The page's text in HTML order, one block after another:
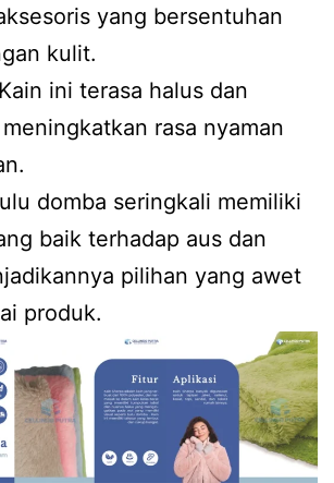
yang bersentuhan
kulit.
ini terasa halus dan
rasa nyaman
domba seringkali memiliki
baik terhadap aus dan
pilihan yang awet
produk.